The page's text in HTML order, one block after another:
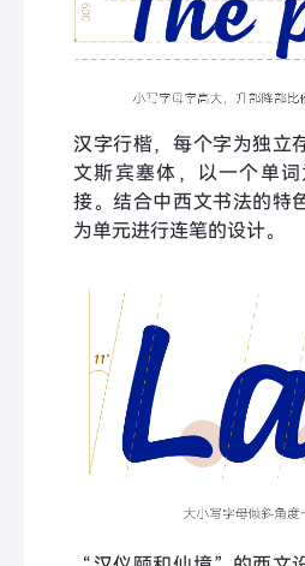
汉字行楷，每个字为独立
文斯宾塞体，以一个单
接。结合中西文书法的特
为单元进行连笔的设计。